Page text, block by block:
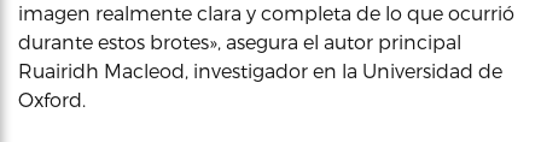
imagen realmente clara y completa de lo que ocurrió
durante estos brotes», asegura el autor principal
Ruairidh Macleod, investigador en la Universidad de
Oxford.